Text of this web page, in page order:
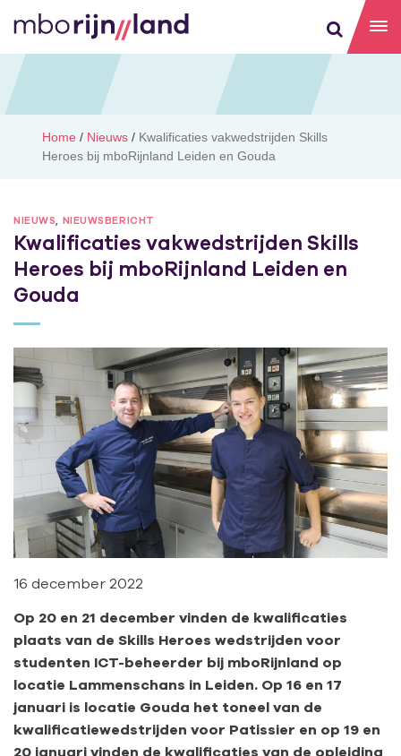
Home / Nieuws / Kwalificaties vakwedstrijden Skills
Heroes bij mboRijnland Leiden en Gouda
NIEUWS NIEUWSBERICHT
Kwalificaties vakwedstrijden Skills
Heroes bij mboRijnland Leiden en
Gouda
16 december 2022
Op 20 en 21 december vinden de kwalificaties
plaats van de Skills Heroes wedstrijden voor
studenten ICT-beheerder bij mboRijnland op
locatie Lammenschans in Leiden. Op 16 en 17
januari is locatie Gouda het toneel van de
kwalificatiewedstrijden voor Patissier en op 19 en
20 januari vinden de kwalificaties van de opleiding